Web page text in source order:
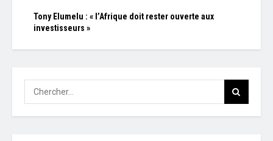
Tony Elumelu : « l’Afrique doit rester ouverte aux
investisseurs »